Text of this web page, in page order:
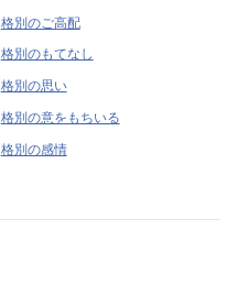
格別のご高配
格別のもてなし
格別の思い
格別の意をもちいる
格別の感情